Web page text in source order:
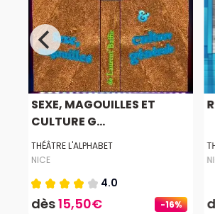
-16%
SEXE, MAGOUILLES ET
CULTURE G...
THÉÂTRE L'ALPHABET
NICE
4.0
dès15,50€